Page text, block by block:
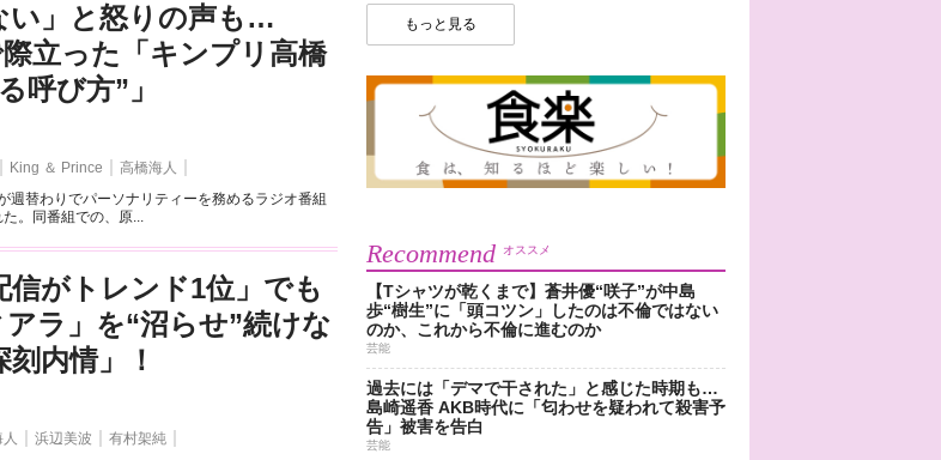
い」と怒りの声も…
立った「キンプリ高橋
呼び方”」
King ＆ Prince
高橋海人
替わりでパーソナリティーを務めるラジオ番組
た。同番組での、原...
がトレンド1位」でも
ラ」を“沼らせ”続けな
内情」！
浜辺美波
有村架純
もっと見る
Recommend オススメ
【Tシャツが乾くまで】蒼井優“咲子”が中島
歩“樹生”に「頭コツン」したのは不倫ではない
のか、これから不倫に進むのか
芸能
過去には「デマで干された」と感じた時期も…
島崎遥香 AKB時代に「匂わせを疑われて殺害予
告」被害を告白
芸能